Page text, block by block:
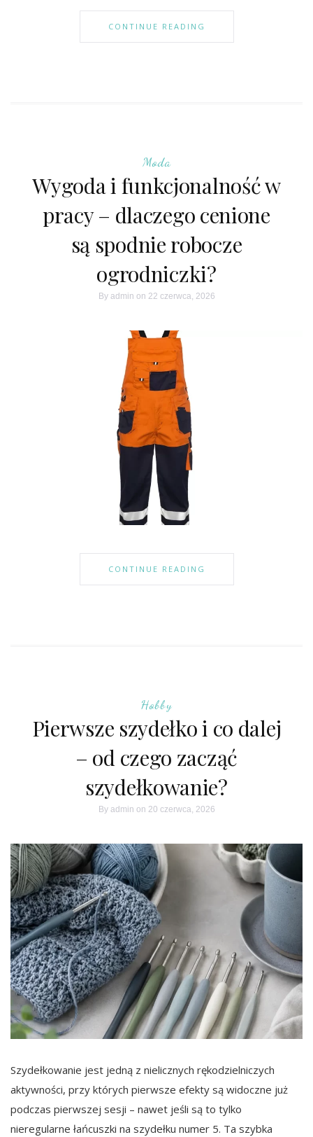
CONTINUE READING
Moda
Wygoda i funkcjonalność w
pracy – dlaczego cenione
są spodnie robocze
ogrodniczki?
By admin on 22 czerwca, 2026
CONTINUE READING
Hobby
Pierwsze szydełko i co dalej
– od czego zacząć
szydełkowanie?
By admin on 20 czerwca, 2026
Szydełkowanie jest jedną z nielicznych rękodzielniczych
aktywności, przy których pierwsze efekty są widoczne już
podczas pierwszej sesji – nawet jeśli są to tylko
nieregularne łańcuszki na szydełku numer 5. Ta szybka